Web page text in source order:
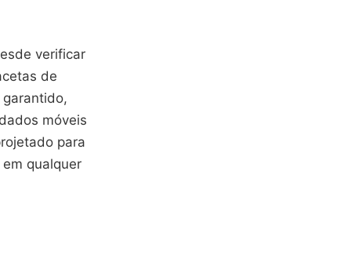
verificar
de
móveis
para
qualquer